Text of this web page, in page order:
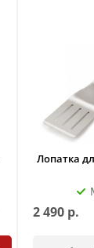
Лопатка
2 490 р.